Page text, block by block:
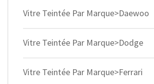
Vitre Teintée Par Marque>Daewoo
Vitre Teintée Par Marque>Dodge
Vitre Teintée Par Marque>Ferrari